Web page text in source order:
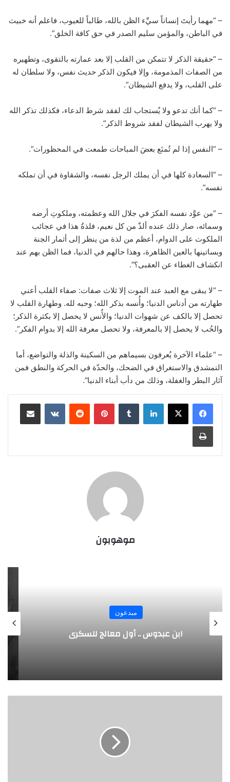
– “مهما رأيتَ إنساناً سيِّء الظن بالله، طالباً للعيوب، فاعلم أنه خبيث
في الباطن، والمؤمن سليم الصدر في حق كافة الخلق”.
– “حقيقة الذكر لا تتمكن من القلب إلا بعد عمارته بالتقوى، وتطهيره
من الصفات المذمومة، وإلا فيكون الذكر حديث نفس، ولا سلطان له
على القلب، ولا يدفع الشيطان”.
– “كما أنك تدعو ولا يُستجاب لك لفقد شرط الدعاء، فكذلك تذكر الله
ولا يهرب الشيطان لفقد شروط الذكر”.
– “النفس إذا لم تُمنَع بعضَ المباحات طمعت في المحظورات”.
– “السعادة كلها في أن يملك الرجل نفسه، والشقاوة في أن تملكه
نفسه”.
– “من عوَّد نفسه الفكرَ في جلال الله وعظمته، وملكوتِ أرضه
وسمائه، صار ذلك عنده ألذّ من كل نعيم، فلذةُ هذا في عجائب
الملكوت على الدوام، أعظم من لذة من ينظر إلى أثمار الجنة
وبساتينها بالعين الظاهرة، وهذا حالهم في الدنيا، فما الظن بهم عند
انكشاف الغطاء عن العقبى؟”.
– “لا يبقى مع العبد عند الموت إلا ثلاث صفات: صفاء القلب أعني
طهارته من أدناس الدنيا؛ وأُنسه بذكر الله؛ وحبه لله. وطهارة القلب لا
تحصل إلا بالكف عن شهوات الدنيا؛ والأُنس لا يحصل إلا بكثرة الذكر؛
والحُب لا يحصل إلا بالمعرفة، ولا تحصل معرفة الله إلا بدوام الفكر”.
– “علماء الآخرة يُعرفون بسيماهم من السكينة والذلة والتواضع، أما
التمشدق والاستغراق في الضحك، والحدّة في الحركة والنطق فمن
آثار البطر والغفلة، وذلك من دأب أبناء الدنيا”.
لينكدإن بينتيريست
موهوبون
مبدعون
الألماني بنز مخترع السيارة الحديثة